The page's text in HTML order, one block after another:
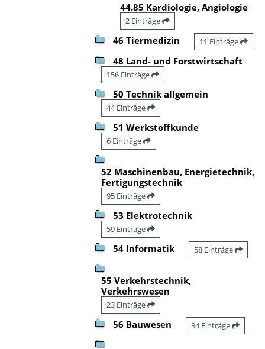
44.85 Kardiologie, Angiologie
2 Einträge
46 Tiermedizin 11 Einträge
48 Land- und Forstwirtschaft
156 Einträge
50 Technik allgemein
44 Einträge
51 Werkstoffkunde
6 Einträge
52 Maschinenbau, Energietechnik,
Fertigungstechnik
95 Einträge
53 Elektrotechnik
59 Einträge
54 Informatik 58 Einträge
55 Verkehrstechnik,
Verkehrswesen
23 Einträge
56 Bauwesen 34 Einträge